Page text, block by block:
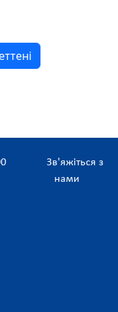
Зв'яжіться з
нами